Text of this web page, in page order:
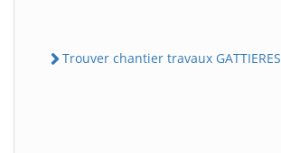
Trouver chantier travaux GATTIERES